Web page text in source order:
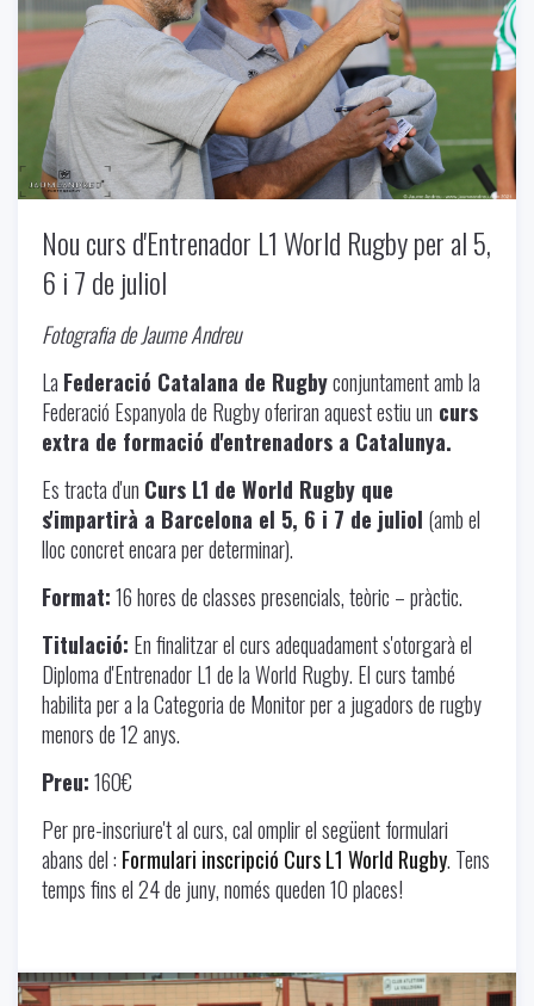
Nou curs d'Entrenador L1 World Rugby per al 5,
6 i 7 de juliol
Fotografia de Jaume Andreu
La Federació Catalana de Rugbyconjuntament amb la
Federació Espanyola de Rugby oferiran aquest estiu un curs
extra de formació d'entrenadors a Catalunya.
Es tracta d'un Curs L1 de World Rugby que
s'impartirà a Barcelona el 5, 6 i 7 de juliol (amb el
lloc concret encara per determinar).
Format:16 hores de classes presencials, teòric – pràctic.
Titulació: En finalitzar el curs adequadament s'otorgarà el
Diploma d'Entrenador L1 de la World Rugby. El curs també
habilita per a la Categoria de Monitor per a jugadors de rugby
menors de 12 anys.
Preu:160€
Per pre-inscriure't al curs, cal omplir el següent formulari
abans del : Formulari inscripció Curs L1 World Rugby. Tens
temps fins el 24 de juny, només queden 10 places!